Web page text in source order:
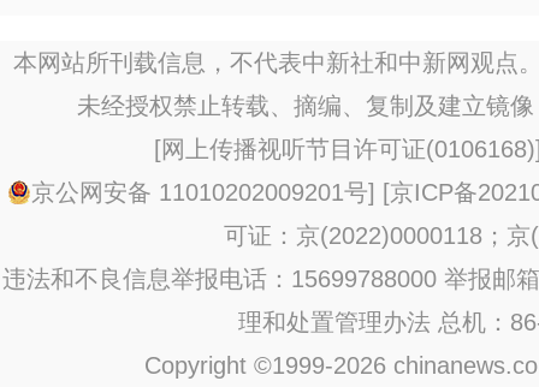
行
本网站所刊载信息，不代表中新社和中新网观点
未经授权禁止转载、摘编、复制及建立镜
[网上传播视听节目许可证(0106168)
京公网安备 11010202009201号] [京ICP备
可证：京(2022)0000118；京
违法和不良信息举报电话：15699788000 举报邮
理和处置管理办法 总机：
Copyright ©1999-2026